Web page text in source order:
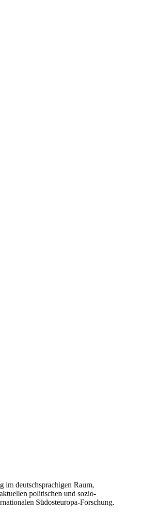
im deutschsprachigen Raum,
politischen und sozio-
Südosteuropa-Forschung.